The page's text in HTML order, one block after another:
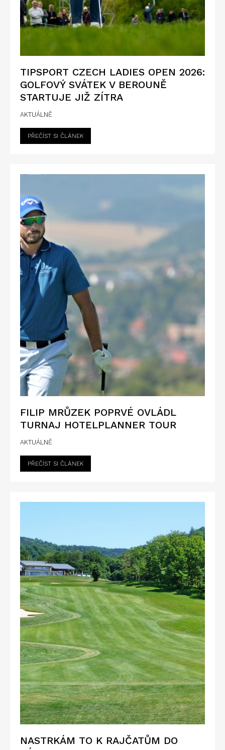
TIPSPORT CZECH LADIES OPEN 2026:
GOLFOVÝ SVÁTEK V BEROUNĚ
STARTUJE JIŽ ZÍTRA
AKTUÁLNĚ
PŘEČÍST SI ČLÁNEK
FILIP MRŮZEK POPRVÉ OVLÁDL
TURNAJ HOTELPLANNER TOUR
AKTUÁLNĚ
PŘEČÍST SI ČLÁNEK
NASTRKÁM TO K RAJČATŮM DO